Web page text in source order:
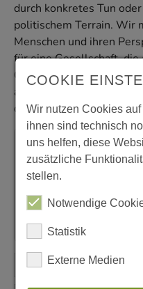
durch konkretes Tun
politischem Terrain. Wir
Menschen und ihren
für eine Gesellschaft, die
Gute setzt. Bitte
auch mit Ihrer Spende
den 06. Februar 2022.
Angeklickt
Online-
Webseite der
COOKIE
Wir nutzen Cookies
ihnen sind technisch
uns helfen, diese
zusätzliche
stellen.
Notwendige
Statistik
Externe Medien